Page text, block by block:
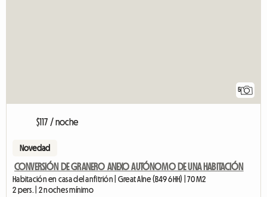
5
$117 / noche
Novedad
CONVERSIÓN DE GRANERO ANEXO AUTÓNOMO DE UNA HABITACIÓN
Habitación en casa del anfitrión | Great Alne (B49 6HH) | 70 M2
2 pers. | 2 noches mínimo